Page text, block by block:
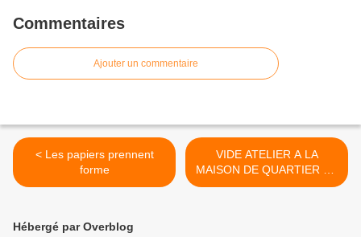
Commentaires
Ajouter un commentaire
< Les papiers prennent
forme
VIDE ATELIER A LA
MAISON DE QUARTIER DE
KERLEDE SAINT NAZAIRE
Hébergé par Overblog